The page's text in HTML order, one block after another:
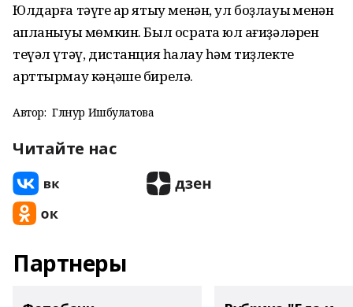
Юлдарға тәүге ҡар ятыу менән, ул боҙлауыҡ менән
ҡапланыуы мөмкин. Был осраҡта юл ҡағиҙәләрен
теүәл үтәү, дистанция һаҡлау һәм тиҙлекте
арттырмау кәңәше бирелә.
Автор: Гөлнур Ишбулатова
Читайте нас
Партнеры